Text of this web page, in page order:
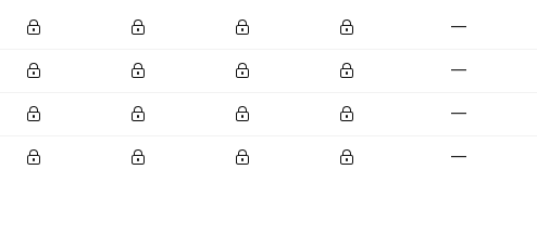
—
—
—
—